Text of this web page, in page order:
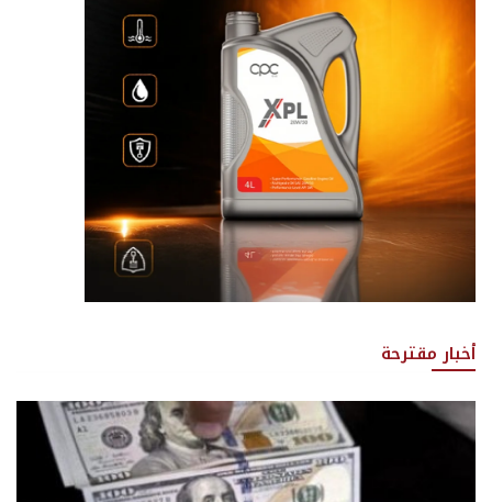
أخبار مقترحة